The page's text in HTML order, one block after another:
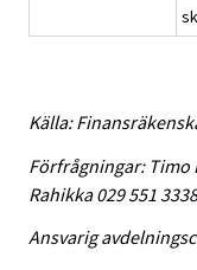
Källa:
Förfrågningar: Timo
Rahikka 029 551
Ansvarig